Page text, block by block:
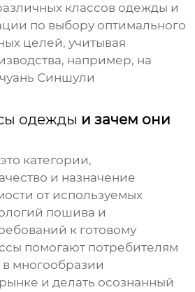
классов одежды и
по выбору оптимального
целей, учитывая
например, на
Синшули
одежды и зачем они
категории,
и назначение
от используемых
пошива и
к готовому
помогают потребителям
многообразии
и делать осознанный